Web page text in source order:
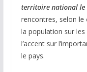
territoire national le
rencontres, selon le
la population sur
l’accent sur
le pays.